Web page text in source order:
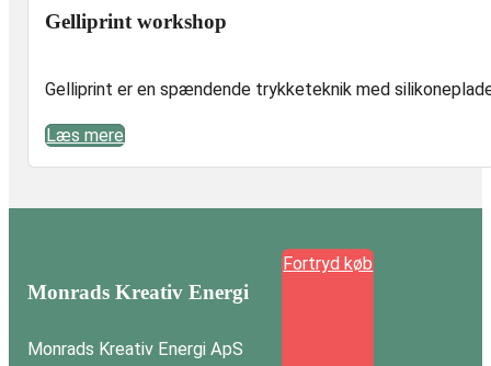
Gelliprint workshop
Gelliprint er en spændende trykketeknik med
Læs mere
Monrads Kreativ Energi
Monrads Kreativ Energi ApS
Fortryd køb